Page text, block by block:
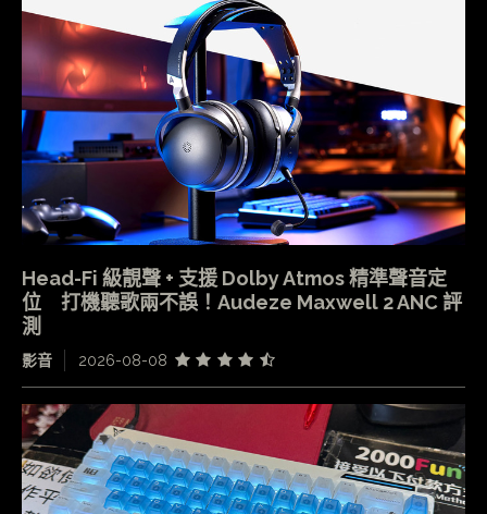
Head-Fi 級靚聲 + 支援 Dolby Atmos 精準聲音定
位 打機聽歌兩不誤！Audeze Maxwell 2 ANC 評
測
影音 2026-08-08